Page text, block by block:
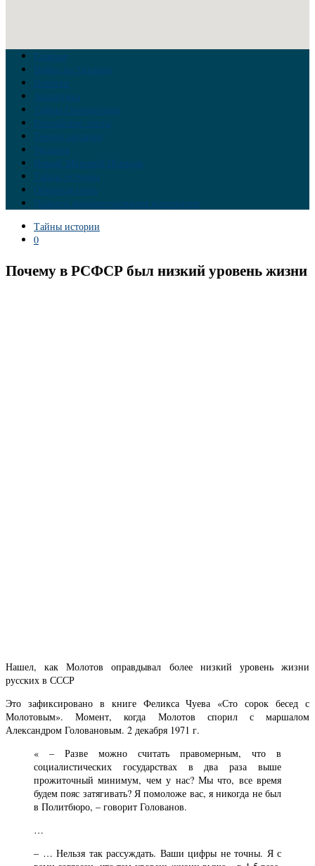
Главная
Война на Украине
Новости
Аналитика
Тайны Геополитики
Российские элиты
Теория заговора
Украина
Новый Мировой Порядок
Тайны истории
Обратная связь
Правила комментирования материалов
Тайны истории
0
Почему в РСФСР был низкий уровень жизни
Нашел, как Молотов оправдывал более низкий уровень жизни
русских в СССР
Это зафиксировано в книге Феликса Чуева «Сто сорок бесед с
Молотовым». Момент, когда Молотов спорил с маршалом
Александром Головановым. 2 декабря 1971 г.
« – Разве можно считать правомерным, что в
социалистических государствах в два раза выше
прожиточный минимум, чем у нас? Мы что, все время
будем пояс затягивать? Я помоложе вас, я никогда не был
в Политбюро, – говорит Голованов.
…
– … Нельзя так рассуждать. Ваши цифры не точны. Я с